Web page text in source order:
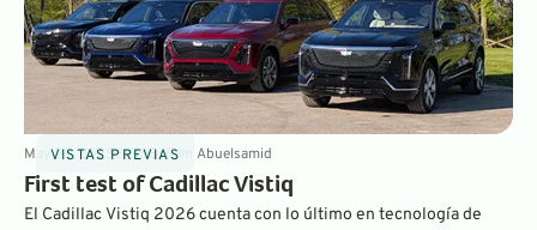
VISTAS PREVIAS
May 20, 20258 minBySam Abuelsamid
First test of Cadillac Vistiq
El Cadillac Vistiq 2026 cuenta con lo último en tecnología de